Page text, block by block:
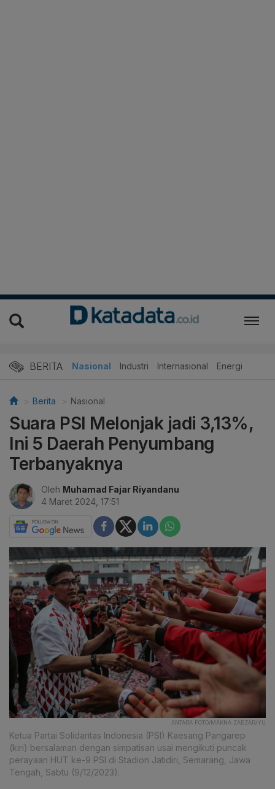
BERITA Nasional Industri Internasional Energi
Berita Nasional
Suara PSI Melonjak jadi 3,13%,
Ini 5 Daerah Penyumbang
Terbanyaknya
Oleh Muhamad Fajar Riyandanu
4 Maret 2024, 17:51
ANTARA FOTO/MAKNA ZAEZAR/YU
Ketua Partai Solidaritas Indonesia (PSI) Kaesang Pangarep
(kiri) bersalaman dengan simpatisan usai mengikuti puncak
perayaan HUT ke-9 PSI di Stadion Jatidiri, Semarang, Jawa
Tengah, Sabtu (9/12/2023).